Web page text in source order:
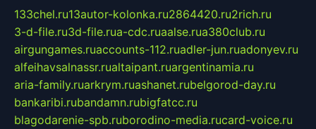
133chel.ru13autor-kolonka.ru2864420.ru2rich.ru
3-d-file.ru3d-file.rua-cdc.ruaalse.rua380club.ru
airgungames.ruaccounts-112.ruadler-jun.ruadonyev.ru
alfeihavsalnassr.rualtaipant.ruargentinamia.ru
aria-family.ruarkrym.ruashanet.rubelgorod-day.ru
bankaribi.rubandamn.rubigfatcc.ru
blagodarenie-spb.ruborodino-media.rucard-voice.ru